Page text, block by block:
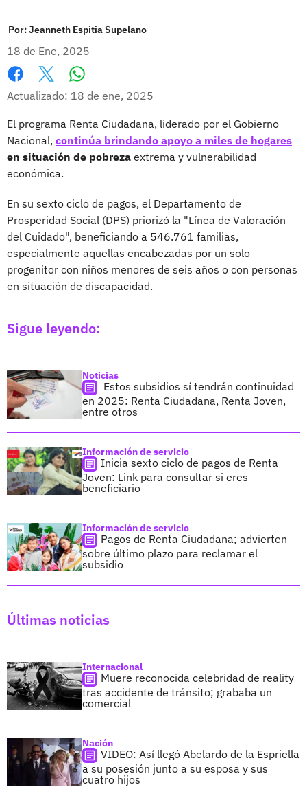
Por:Jeanneth Espitia Supelano
18 de Ene, 2025
Facebook
X
Actualizado: 18 de ene, 2025
El programa Renta Ciudadana, liderado por el Gobierno
Nacional, continúa brindando apoyo a miles de hogares
en situación de pobreza extrema y vulnerabilidad
económica.
En su sexto ciclo de pagos, el Departamento de
Prosperidad Social (DPS) priorizó la "Línea de Valoración
del Cuidado", beneficiando a 546.761 familias,
especialmente aquellas encabezadas por un solo
progenitor con niños menores de seis años o con personas
en situación de discapacidad.
Sigue leyendo:
Noticias
Estos subsidios sí tendrán continuidad
en 2025: Renta Ciudadana, Renta Joven,
entre otros
Información de servicio
Inicia sexto ciclo de pagos de Renta
Joven: Link para consultar si eres
beneficiario
Información de servicio
Pagos de Renta Ciudadana; advierten
sobre último plazo para reclamar el
subsidio
Últimas noticias
Internacional
Muere reconocida celebridad de reality
tras accidente de tránsito; grababa un
comercial
Nación
VIDEO: Así llegó Abelardo de la Espriella
a su posesión junto a su esposa y sus
cuatro hijos